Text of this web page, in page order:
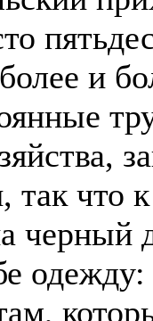
и
так что
черный